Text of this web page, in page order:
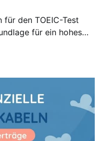
den TOEIC-Test
für ein hohes